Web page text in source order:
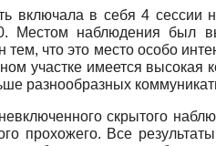
включала в себя 4
Местом наблюдения
что это место особо
участке имеется
разнообразных
скрытого
прохожего. Все